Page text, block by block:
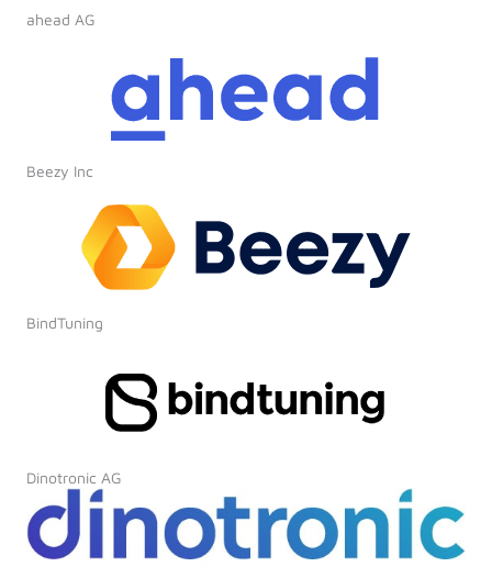
ahead AG
Beezy Inc
BindTuning
Dinotronic AG